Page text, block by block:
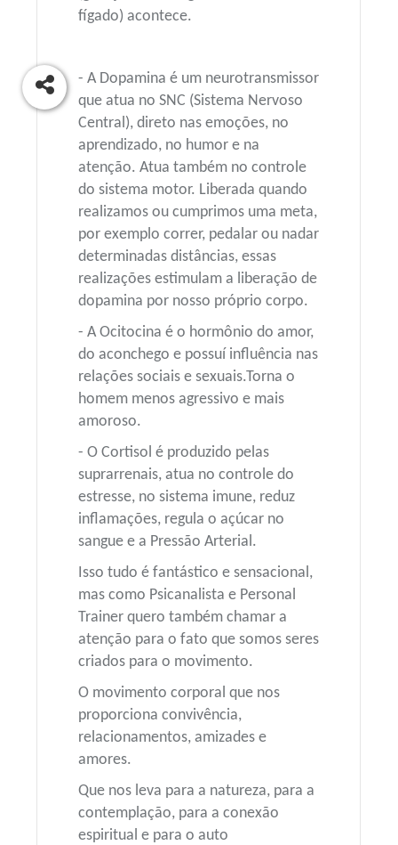
fígado) acontece.
- A Dopamina é um neurotransmissor
que atua no SNC (Sistema Nervoso
Central), direto nas emoções, no
aprendizado, no humor e na
atenção. Atua também no controle
do sistema motor. Liberada quando
realizamos ou cumprimos uma meta,
por exemplo correr, pedalar ou nadar
determinadas distâncias, essas
realizações estimulam a liberação de
dopamina por nosso próprio corpo.
- A Ocitocina é o hormônio do amor,
do aconchego e possuí influência nas
relações sociais e sexuais.Torna o
homem menos agressivo e mais
amoroso.
- O Cortisol é produzido pelas
suprarrenais, atua no controle do
estresse, no sistema imune, reduz
inflamações, regula o açúcar no
sangue e a Pressão Arterial.
Isso tudo é fantástico e sensacional,
mas como Psicanalista e Personal
Trainer quero também chamar a
atenção para o fato que somos seres
criados para o movimento.
O movimento corporal que nos
proporciona convivência,
relacionamentos, amizades e
amores.
Que nos leva para a natureza, para a
contemplação, para a conexão
espiritual e para o auto